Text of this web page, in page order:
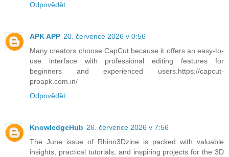
Odpovědět
APK APP 20. července 2026 v 0:56
Many creators choose CapCut because it offers an easy-to-
use interface with professional editing features for
beginners and experienced users.https://capcut-
proapk.com.in/
Odpovědět
KnowledgeHub 26. července 2026 v 7:56
The June issue of Rhino3Dzine is packed with valuable
insights, practical tutorials, and inspiring projects for the 3D